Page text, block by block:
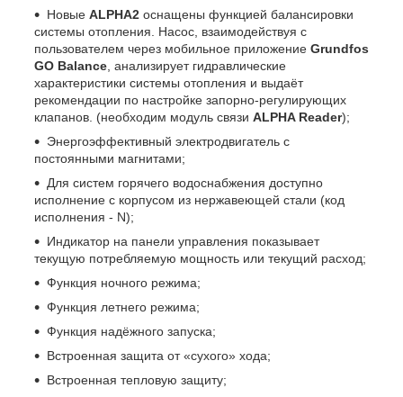
Новые ALPHA2 оснащены функцией балансировки
системы отопления. Насос, взаимодействуя с
пользователем через мобильное приложение Grundfos
GO Balance , анализирует гидравлические
характеристики системы отопления и выдаёт
рекомендации по настройке запорно-регулирующих
клапанов. (необходим модуль связи ALPHA Reader);
Энергоэффективный электродвигатель с
постоянными магнитами;
Для систем горячего водоснабжения доступно
исполнение с корпусом из нержавеющей стали (код
исполнения - N);
Индикатор на панели управления показывает
текущую потребляемую мощность или текущий расход;
Функция ночного режима;
Функция летнего режима;
Функция надёжного запуска;
Встроенная защита от «сухого» хода;
Встроенная тепловую защиту;